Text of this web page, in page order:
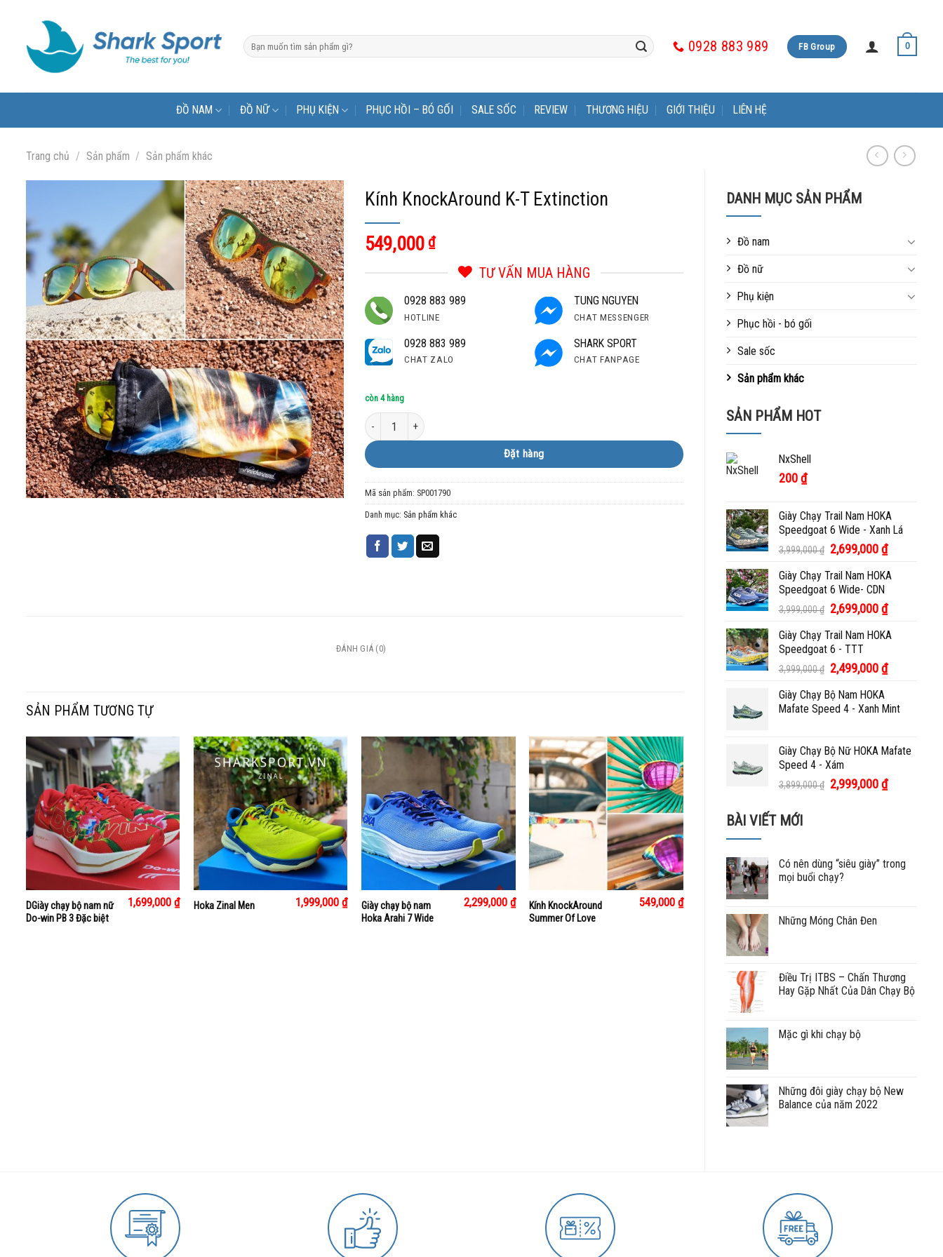
Tìm
kiếm:
0928 883 989 FB Group 0
ĐỒ NAM ĐỒ NỮ PHỤ KIỆN PHỤC HỒI – BÓ GỐI SALE SỐC REVIEW THƯƠNG HIỆU GIỚI THIỆU LIÊN HỆ
Trang chủ / Sản phẩm / Sản phẩm khác
DANH MỤC SẢN PHẨM
Đồ nam
Đồ nữ
Phụ kiện
Phục hồi - bó gối
Sale sốc
Sản phẩm khác
SẢN PHẨM HOT
NxShell
200₫
Giày Chạy Trail Nam HOKA
Speedgoat 6 Wide - Xanh Lá
3,999,000₫ Giá
là:
3,999,000 ₫.
2,699,000₫Giá
tại
2,699,000 ₫.
Giày Chạy Trail Nam HOKA
Speedgoat 6 Wide- CDN
3,999,000₫ Giá
là:
3,999,000 ₫.
2,699,000₫Giá
tại
2,699,000 ₫.
Giày Chạy Trail Nam HOKA
Speedgoat 6 - TTT
3,999,000₫ Giá
là:
3,999,000 ₫.
2,499,000₫Giá
là:
Giày Chạy Bộ Nam HOKA
Mafate Speed 4 - Xanh Mint
Giày Chạy Bộ Nữ HOKA Mafate
Speed 4 - Xám
3,899,000₫ Giá
2,999,000₫Giá
BÀI VIẾT MỚI
Có nên dùng “siêu giày” trong
mọi buổi chạy?
Những Móng Chân Đen
Điều Trị ITBS – Chấn Thương
Hay Gặp Nhất Của Dân Chạy Bộ
Mặc gì khi chạy bộ
Những đôi giày chạy bộ New
Balance của năm 2022
Kính KnockAround K-T Extinction
549,000 ₫
TƯ VẤN MUA HÀNG
0928 883 989
HOTLINE
0928 883 989
CHAT ZALO
TUNG NGUYEN
CHAT MESSENGER
SHARK SPORT
CHAT FANPAGE
còn 4 hàng
Kính KnockAround K-T Extinction số lượng
Đặt hàng
Mã sản phẩm: SP001790
Danh mục: Sản phẩm khác
ĐÁNH GIÁ (0)
SẢN PHẨM TƯƠNG TỰ
DGiày chạy bộ nam nữ
Do-win PB 3 Đặc biệt
1,699,000₫ Hoka Zinal Men 1,999,000₫
Giày chạy bộ nam
Hoka Arahi 7 Wide
2,299,000 ₫
Kính KnockAround
Summer Of Love
549,000 ₫